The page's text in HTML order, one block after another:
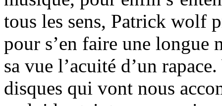
tous les sens, Patrick wolf
pour s’en faire une longue
sa vue l’acuité d’un
disques qui vont nous